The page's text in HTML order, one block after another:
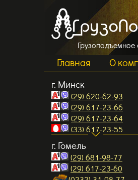
Главная О
г. Минск
(29) 620-62-93
(29) 617-23-66
(29) 617-23-64
(33) 617-23-55
(17) 510-23-65
e.mail:
info2@gpservis.by
г. Гомель
(29) 681-98-77
(29) 617-23-60